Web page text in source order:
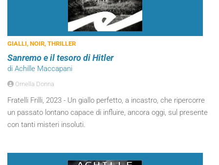
GIALLI, NOIR, THRILLER
Sanremo e il tesoro di Hitler
di Achille Maccapani
Ornella Donna
Fratelli Frilli, 2023 - Un giallo perfetto, a incastro, che ripercorre
un passato lontano capace di influire, ancora oggi, sul presente
con tanti misteri insoluti.